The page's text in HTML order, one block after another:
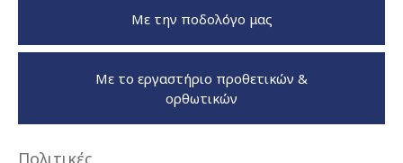
Με την ποδολόγο μας
Με το εργαστήριο προθετικών &
ορθωτικών
Πολιτικές